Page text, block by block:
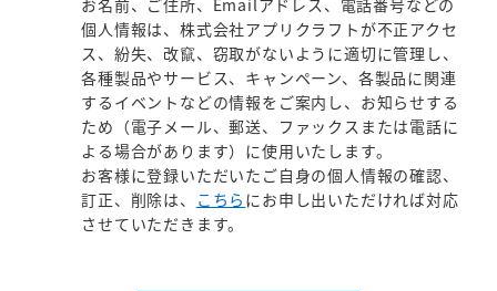
お名前、ご住所、Emailアドレス、電話番号などの
個人情報は、株式会社アプリクラフトが不正アクセ
ス、紛失、改竄、窃取がないように適切に管理し、
各種製品やサービス、キャンペーン、各製品に関連
するイベントなどの情報をご案内し、お知らせする
ため（電子メール、郵送、ファックスまたは電話に
よる場合があります）に使用いたします。
お客様に登録いただいたご自身の個人情報の確認、
訂正、削除は、 こちら にお申し出いただければ対応
させていただきます。